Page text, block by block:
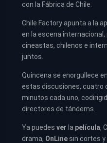
con la Fábrica de Chile.
Chile Factory apunta a la
en la escena
cineastas, chilenos e
juntos.
Quincena se enorgullece
estas discusiones, cuatro
minutos cada uno,
directores de tándems.
Ya puedes ver la película,
drama, OnLine sin cortes y